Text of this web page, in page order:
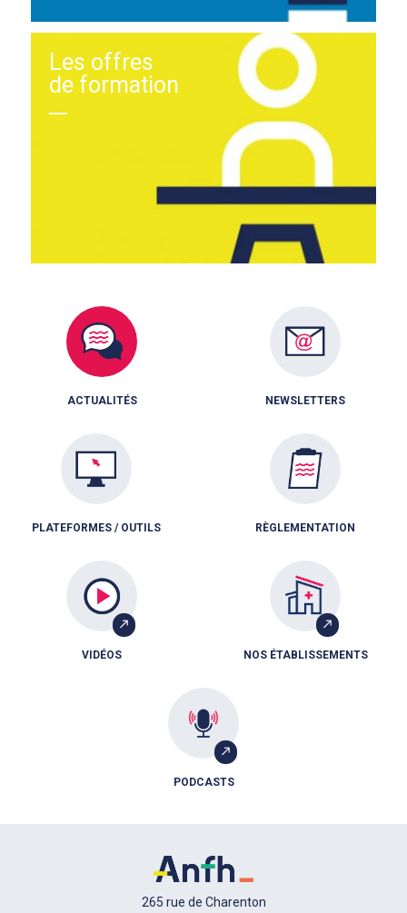
Les offres
de formation
ACTUALITÉS NEWSLETTERS
PLATEFORMES / OUTILS RÈGLEMENTATION
VIDÉOS NOS ÉTABLISSEMENTS
PODCASTS
265 rue de Charenton